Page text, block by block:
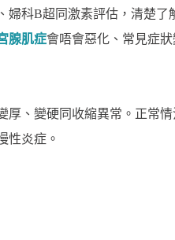
婦科B超同激素評估，清楚
腺肌症會唔會惡化、常見症
、變硬同收縮異常。正常
性炎症。